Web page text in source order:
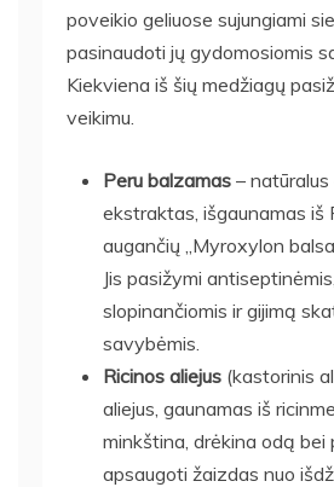
poveikio geliuose sujungiami
pasinaudoti jų gydomosiomis
Kiekviena iš šių medžiagų
veikimu.
Peru balzamas –
ekstraktas, išgaunamas iš
augančių „Myroxylon
Jis pasižymi
slopinančiomis ir gijimą
savybėmis.
Ricinos aliejus (kastorinis
aliejus, gaunamas iš
minkština, drėkina odą bei
apsaugoti žaizdas nuo